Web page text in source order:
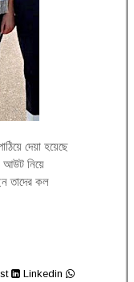
দেয়া হয়েছে
আউট নিয়ে
তাদের কল
Linkedin